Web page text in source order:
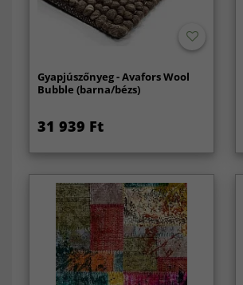
Gyapjúszőnyeg - Avafors Wool
Bubble (barna/bézs)
31 939 Ft